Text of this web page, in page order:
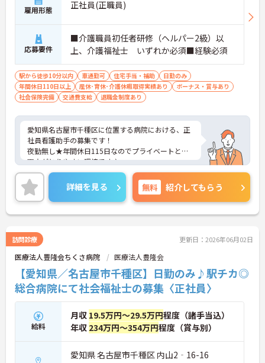
雇用形態 正社員(正職員)
応募要件
■介護職員初任者研修（ヘルパー2級）以
上、介護福祉士 いずれか必須■経験必須
駅から徒歩10分以内 車通勤可 住宅手当・補助
日勤のみ
年間休日110日以上
産休･育休･介護休暇取得実績あり
ボーナス・賞与あり
社会保険完備
交通費支給 退職金制度あり
愛知県名古屋市千種区に位置する病院における、正
社員看護助手の募集です！
夜勤無し★年間休日115日なのでプライベートとの
両立がとりやすい環境です♪
ご興味ある方には、面接対策ポイントなど、さらに
詳細をお話しいたしますのでお気軽にご相談くださ
い。
詳細を見る 無料 紹介してもらう
訪問診療 更新日：2026年06月02日
医療法人豊隆会ちくさ病院 医療法人豊隆会
【愛知県／名古屋市千種区】日勤のみ♪駅チカ◎
総合病院にて社会福祉士の募集〈正社員〉
給料
月収 19.5万円～29.5万円程度（諸手当込）
年収 234万円～354万円程度（賞与別）
愛知県 名古屋市千種区 内山2‐16-16